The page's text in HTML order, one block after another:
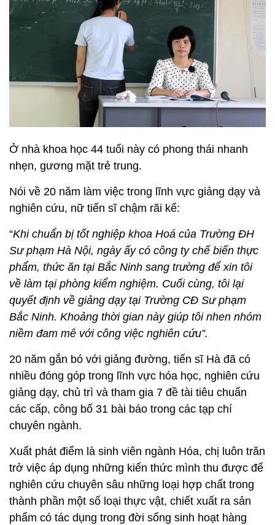
Ở nhà khoa học 44 tuổi này có phong thái nhanh
nhẹn, gương mặt trẻ trung.
Nói về 20 năm làm việc trong lĩnh vực giảng dạy và
nghiên cứu, nữ tiến sĩ chậm rãi kể:
“Khi chuẩn bị tốt nghiệp khoa Hoá của Trường ĐH
Sư phạm Hà Nội, ngày ấy có công ty chế biến thực
phẩm, thức ăn tại Bắc Ninh sang trường để xin tôi
về làm tại phòng kiểm nghiệm. Cuối cùng, tôi lại
quyết định về giảng dạy tại Trường CĐ Sư phạm
Bắc Ninh. Khoảng thời gian này giúp tôi nhen nhóm
niềm đam mê với công việc nghiên cứu”.
20 năm gắn bó với giảng đường, tiến sĩ Hà đã có
nhiều đóng góp trong lĩnh vực hóa học, nghiên cứu
giảng dạy, chủ trì và tham gia 7 đề tài tiêu chuẩn
các cấp, công bố 31 bài báo trong các tạp chí
chuyên ngành.
Xuất phát điểm là sinh viên ngành Hóa, chị luôn trăn
trở việc áp dụng những kiến thức mình thu được để
nghiên cứu chuyên sâu những loại hợp chất trong
thành phần một số loại thực vật, chiết xuất ra sản
phẩm có tác dụng trong đời sống sinh hoạt hàng